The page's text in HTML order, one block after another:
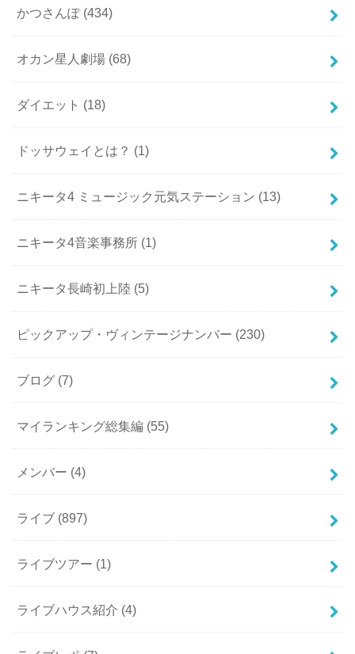
かつさんぽ (434)
オカン星人劇場 (68)
ダイエット (18)
ドッサウェイとは？ (1)
ニキータ4 ミュージック元気ステーション (13)
ニキータ4音楽事務所 (1)
ニキータ長崎初上陸 (5)
ピックアップ・ヴィンテージナンバー (230)
ブログ (7)
マイランキング総集編 (55)
メンバー (4)
ライブ (897)
ライブツアー (1)
ライブハウス紹介 (4)